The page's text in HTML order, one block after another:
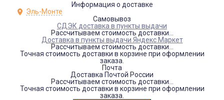
Информация о доставке
Эль-Монте
Самовывоз
СДЭК доставка в пункты выдачи
Рассчитываем стоимость доставки...
Доставка в пункты выдачи Яндекс Маркет
Рассчитываем стоимость доставки...
Точная стоимость доставки в корзине при оформлении
заказа.
Почта
Доставка Почтой России
Рассчитываем стоимость доставки...
Точная стоимость доставки в корзине при оформлении
заказа.